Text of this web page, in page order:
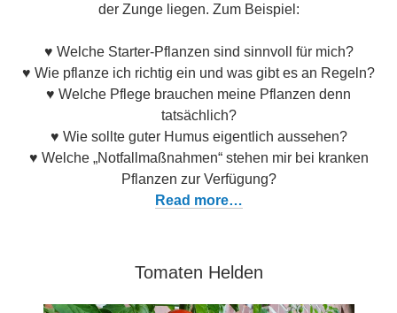
der Zunge liegen. Zum Beispiel:
♥ Welche Starter-Pflanzen sind sinnvoll für mich?
♥ Wie pflanze ich richtig ein und was gibt es an Regeln?
♥ Welche Pflege brauchen meine Pflanzen denn
tatsächlich?
♥ Wie sollte guter Humus eigentlich aussehen?
♥ Welche „Notfallmaßnahmen“ stehen mir bei kranken
Pflanzen zur Verfügung?
Read more…
Tomaten Helden